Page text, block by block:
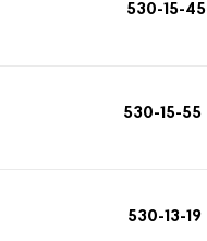
530-15-45
530-15-55
530-13-19